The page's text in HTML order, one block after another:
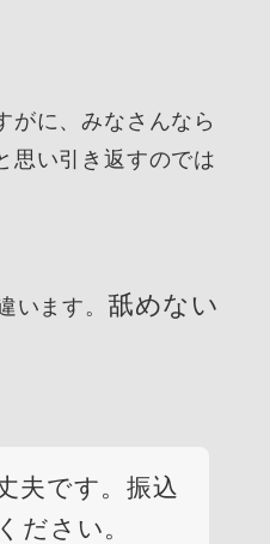
がに、みなさんなら
思い引き返すのでは
います。 舐めない
夫です。振込
ださい。